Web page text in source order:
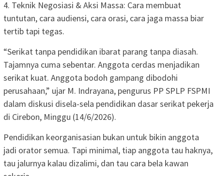
4. Teknik Negosiasi & Aksi Massa: Cara membuat
tuntutan, cara audiensi, cara orasi, cara jaga massa biar
tertib tapi tegas.
“Serikat tanpa pendidikan ibarat parang tanpa diasah.
Tajamnya cuma sebentar. Anggota cerdas menjadikan
serikat kuat. Anggota bodoh gampang dibodohi
perusahaan,” ujar M. Indrayana, pengurus PP SPLP FSPMI
dalam diskusi disela-sela pendidikan dasar serikat pekerja
di Cirebon, Minggu (14/6/2026).
Pendidikan keorganisasian bukan untuk bikin anggota
jadi orator semua. Tapi minimal, tiap anggota tau haknya,
tau jalurnya kalau dizalimi, dan tau cara bela kawan